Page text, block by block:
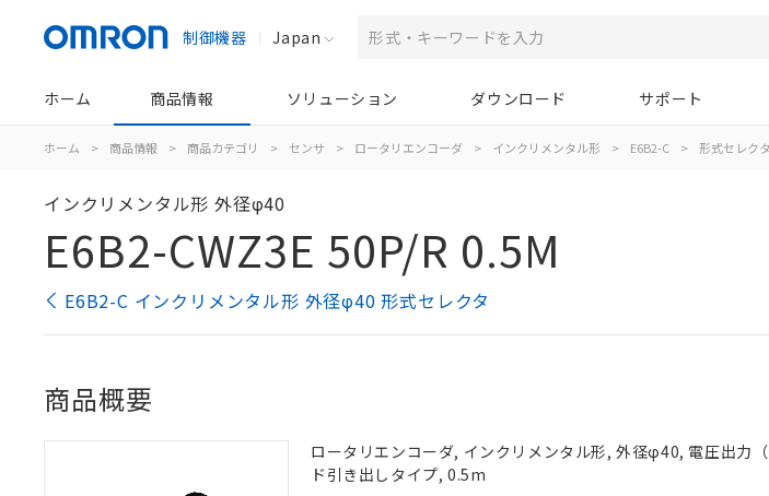
制御機器 Japan
ホーム 商品情報 ソリューション ダウンロード サポート
ホーム > 商品情報 > 商品カテゴリ > センサ > ロータリエンコーダ > インクリメンタル形 > E6B2-C > 形式セレクタ
インクリメンタル形 外径φ40
E6B2-CWZ3E 50P/R 0.5M
E6B2-C インクリメンタル形 外径φ40 形式セレクタ
商品概要
ロータリエンコーダ, インクリメンタル形, 外径φ40, 電圧出力
ド引き出しタイプ, 0.5m